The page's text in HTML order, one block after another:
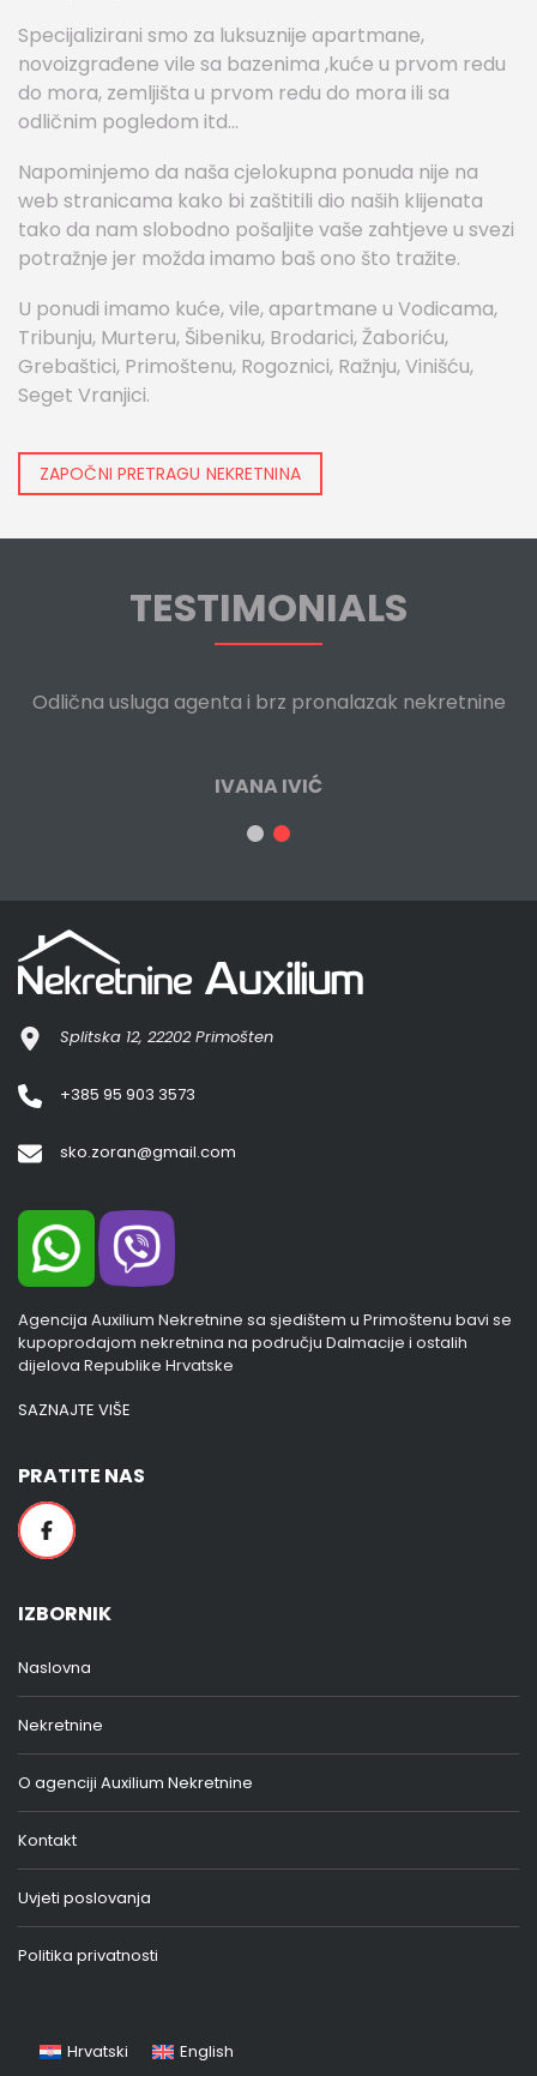
Specijalizirani smo za luksuznije apartmane,
novoizgrađene vile sa bazenima ,kuće u prvom redu
do mora, zemljišta u prvom redu do mora ili sa
odličnim pogledom itd…
Napominjemo da naša cjelokupna ponuda nije na
web stranicama kako bi zaštitili dio naših klijenata
tako da nam slobodno pošaljite vaše zahtjeve u svezi
potražnje jer možda imamo baš ono što tražite.
U ponudi imamo kuće, vile, apartmane u Vodicama,
Tribunju, Murteru, Šibeniku, Brodarici, Žaboriću,
Grebaštici, Primoštenu, Rogoznici, Ražnju, Vinišću,
Seget Vranjici.
ZAPOČNI PRETRAGU NEKRETNINA
TESTIMONIALS
Odlična usluga agenta i brz pronalazak nekretnine
IVANA IVIĆ
Splitska 12, 22202 Primošten
+385 95 903 3573
sko.zoran@gmail.com
Agencija Auxilium Nekretnine sa sjedištem u Primoštenu bavi se
kupoprodajom nekretnina na području Dalmacije i ostalih
dijelova Republike Hrvatske
SAZNAJTE VIŠE
PRATITE NAS
IZBORNIK
Naslovna
Nekretnine
O agenciji Auxilium Nekretnine
Kontakt
Uvjeti poslovanja
Politika privatnosti
Hrvatski English